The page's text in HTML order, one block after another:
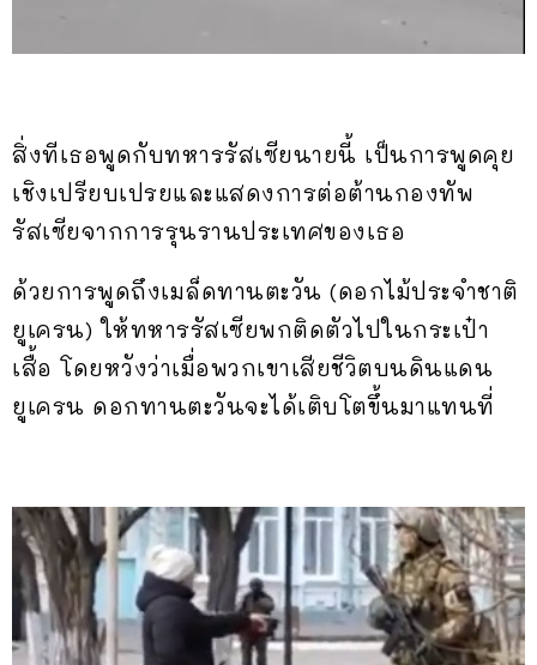
สิ่งทีเธอพูดกับทหารรัสเซียนายนี้ เป็นการพูดคุย
เชิงเปรียบเปรยและแสดงการต่อต้านกองทัพ
รัสเซียจากการรุนรานประเทศของเธอ
ด้วยการพูดถึงเมล็ดทานตะวัน (ดอกไม้ประจำชาติ
ยูเครน) ให้ทหารรัสเซียพกติดตัวไปในกระเป๋า
เสื้อ โดยหวังว่าเมื่อพวกเขาเสียชีวิตบนดินแดน
ยูเครน ดอกทานตะวันจะได้เติบโตขึ้นมาแทนที่